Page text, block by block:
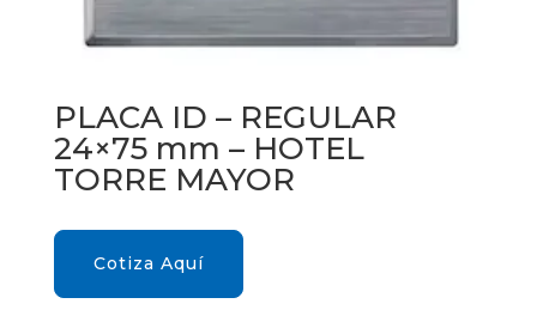
PLACA ID – REGULAR
24×75 mm – HOTEL
TORRE MAYOR
Cotiza Aquí